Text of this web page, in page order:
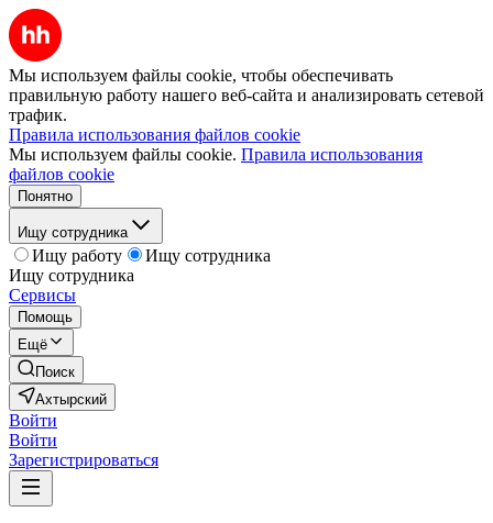
Мы используем файлы cookie, чтобы обеспечивать
правильную работу нашего веб-сайта и анализировать сетевой
трафик.
Правила использования файлов cookie
Мы используем файлы cookie. Правила использования
файлов cookie
Понятно
Ищу сотрудника
Ищу работу
Ищу сотрудника
Ищу сотрудника
Сервисы
Помощь
Ещё
Поиск
Ахтырский
Войти
Войти
Зарегистрироваться